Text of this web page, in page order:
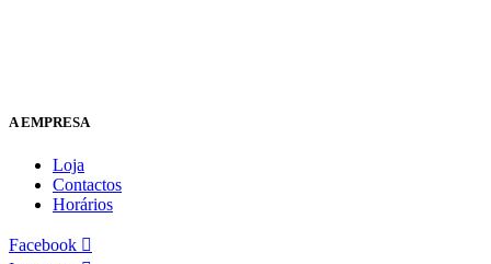
A EMPRESA
Loja
Contactos
Horários
Facebook